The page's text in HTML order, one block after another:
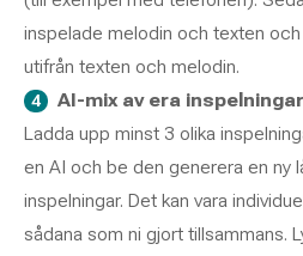
inspelade melodin och texten
utifrån texten och melodin.
AI-mix av era inspelningar
Ladda upp minst 3 olika
en AI och be den generera en ny
inspelningar. Det kan vara
sådana som ni gjort tillsammans.